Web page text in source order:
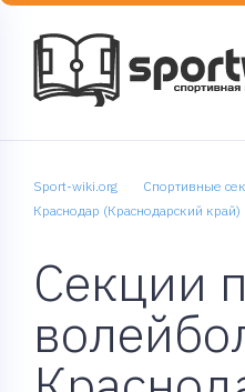
Sport-wiki.org
Спортивные
Краснодар (Краснодарский край)
Секции